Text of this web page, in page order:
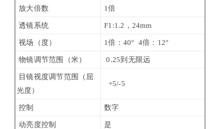
放大倍数 1倍
透镜系统 F1:1.2，24mm
视场（度） 1倍：40° 4倍：12°
物镜调节范围（米） 0.25到无限远
目镜视度调节范围（屈
光度）
+5/-5
控制 数字
动亮度控制 是